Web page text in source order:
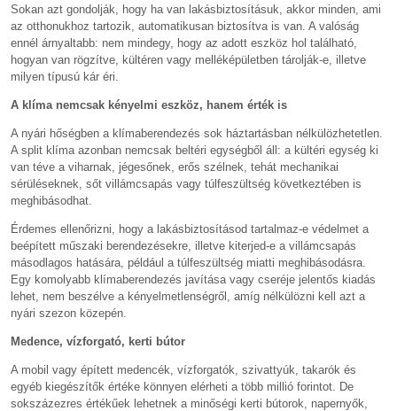
Sokan azt gondolják, hogy ha van lakásbiztosításuk, akkor minden, ami
az otthonukhoz tartozik, automatikusan biztosítva is van. A valóság
ennél árnyaltabb: nem mindegy, hogy az adott eszköz hol található,
hogyan van rögzítve, kültéren vagy melléképületben tárolják-e, illetve
milyen típusú kár éri.
A klíma nemcsak kényelmi eszköz, hanem érték is
A nyári hőségben a klímaberendezés sok háztartásban nélkülözhetetlen.
A split klíma azonban nemcsak beltéri egységből áll: a kültéri egység ki
van téve a viharnak, jégesőnek, erős szélnek, tehát mechanikai
sérüléseknek, sőt villámcsapás vagy túlfeszültség következtében is
meghibásodhat.
Érdemes ellenőrizni, hogy a lakásbiztosításod tartalmaz-e védelmet a
beépített műszaki berendezésekre, illetve kiterjed-e a villámcsapás
másodlagos hatására, például a túlfeszültség miatti meghibásodásra.
Egy komolyabb klímaberendezés javítása vagy cseréje jelentős kiadás
lehet, nem beszélve a kényelmetlenségről, amíg nélkülözni kell azt a
nyári szezon közepén.
Medence, vízforgató, kerti bútor
A mobil vagy épített medencék, vízforgatók, szivattyúk, takarók és
egyéb kiegészítők értéke könnyen elérheti a több millió forintot. De
sokszázezres értékűek lehetnek a minőségi kerti bútorok, napernyők,